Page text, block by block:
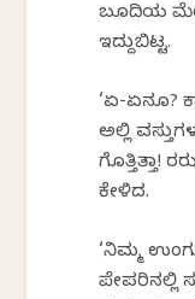
ಬೂದಿಯ
ಇದ್ದುಬಿಟ್ಟ.
‘ಏ-ಏನೂ?
ಅಲ್ಲಿ
ಗೊತ್ತಿತ್ತಾ!
ಕೇಳಿದ.
‘ನಿಮ್ಮ
ಪೇಪರಿನಲ್ಲಿ